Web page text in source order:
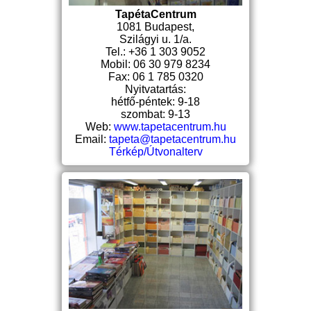
TapétaCentrum
1081 Budapest,
Szilágyi u. 1/a.
Tel.: +36 1 303 9052
Mobil: 06 30 979 8234
Fax: 06 1 785 0320
Nyitvatartás:
hétfő-péntek: 9-18
szombat: 9-13
Web: www.tapetacentrum.hu
Email: tapeta@tapetacentrum.hu
Térkép/Útvonalterv